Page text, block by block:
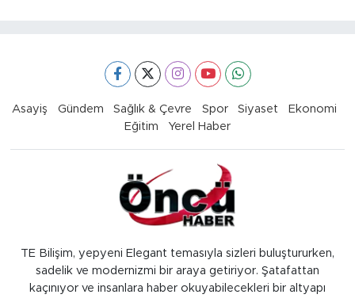
Asayiş Gündem Sağlık & Çevre Spor Siyaset
Ekonomi
Eğitim
Yerel Haber
TE Bilişim, yepyeni Elegant temasıyla sizleri buluştururken,
sadelik ve modernizmi bir araya getiriyor. Şatafattan
kaçınıyor ve insanlara haber okuyabilecekleri bir altyapı